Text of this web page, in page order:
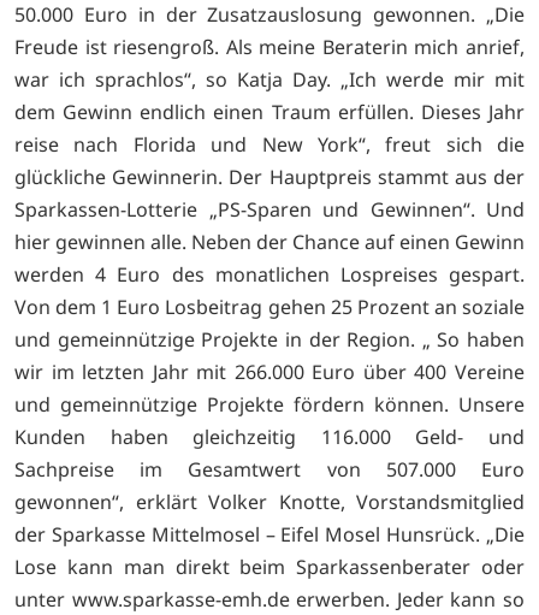
50.000 Euro in der Zusatzauslosung gewonnen. „Die
Freude ist riesengroß. Als meine Beraterin mich anrief,
war ich sprachlos“, so Katja Day. „Ich werde mir mit
dem Gewinn endlich einen Traum erfüllen. Dieses Jahr
reise nach Florida und New York“, freut sich die
glückliche Gewinnerin. Der Hauptpreis stammt aus der
Sparkassen-Lotterie „PS-Sparen und Gewinnen“. Und
hier gewinnen alle. Neben der Chance auf einen Gewinn
werden 4 Euro des monatlichen Lospreises gespart.
Von dem 1 Euro Losbeitrag gehen 25 Prozent an soziale
und gemeinnützige Projekte in der Region. „ So haben
wir im letzten Jahr mit 266.000 Euro über 400 Vereine
und gemeinnützige Projekte fördern können. Unsere
Kunden haben gleichzeitig 116.000 Geld- und
Sachpreise im Gesamtwert von 507.000 Euro
gewonnen“, erklärt Volker Knotte, Vorstandsmitglied
der Sparkasse Mittelmosel – Eifel Mosel Hunsrück. „Die
Lose kann man direkt beim Sparkassenberater oder
unter www.sparkasse-emh.de erwerben. Jeder kann so